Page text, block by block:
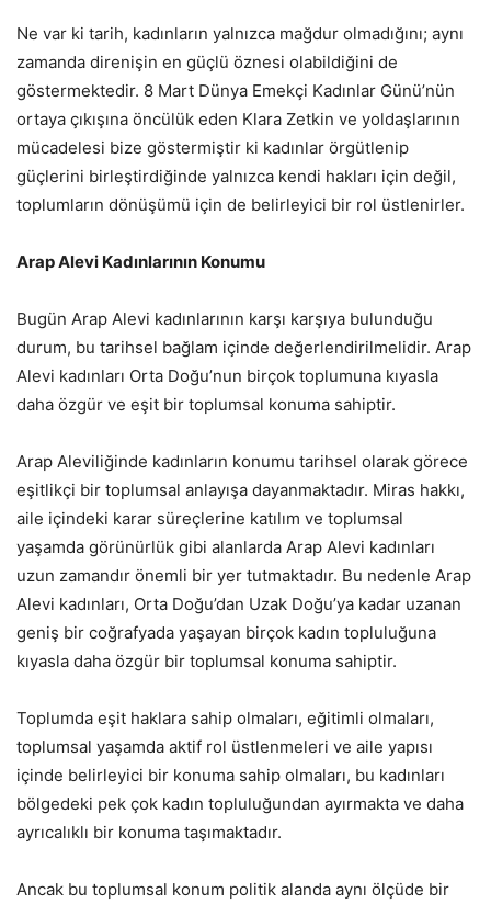
Ne var ki tarih, kadınların yalnızca mağdur olmadığını; aynı
zamanda direnişin en güçlü öznesi olabildiğini de
göstermektedir. 8 Mart Dünya Emekçi Kadınlar Günü’nün
ortaya çıkışına öncülük eden Klara Zetkin ve yoldaşlarının
mücadelesi bize göstermiştir ki kadınlar örgütlenip
güçlerini birleştirdiğinde yalnızca kendi hakları için değil,
toplumların dönüşümü için de belirleyici bir rol üstlenirler.
Arap Alevi Kadınlarının Konumu
Bugün Arap Alevi kadınlarının karşı karşıya bulunduğu
durum, bu tarihsel bağlam içinde değerlendirilmelidir. Arap
Alevi kadınları Orta Doğu’nun birçok toplumuna kıyasla
daha özgür ve eşit bir toplumsal konuma sahiptir.
Arap Aleviliğinde kadınların konumu tarihsel olarak görece
eşitlikçi bir toplumsal anlayışa dayanmaktadır. Miras hakkı,
aile içindeki karar süreçlerine katılım ve toplumsal
yaşamda görünürlük gibi alanlarda Arap Alevi kadınları
uzun zamandır önemli bir yer tutmaktadır. Bu nedenle Arap
Alevi kadınları, Orta Doğu’dan Uzak Doğu’ya kadar uzanan
geniş bir coğrafyada yaşayan birçok kadın topluluğuna
kıyasla daha özgür bir toplumsal konuma sahiptir.
Toplumda eşit haklara sahip olmaları, eğitimli olmaları,
toplumsal yaşamda aktif rol üstlenmeleri ve aile yapısı
içinde belirleyici bir konuma sahip olmaları, bu kadınları
bölgedeki pek çok kadın topluluğundan ayırmakta ve daha
ayrıcalıklı bir konuma taşımaktadır.
Ancak bu toplumsal konum politik alanda aynı ölçüde bir